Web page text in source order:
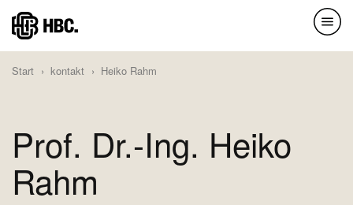
Direkt
zum
Inhalt
Start kontakt Heiko Rahm
Prof. Dr.-Ing. Heiko
Rahm